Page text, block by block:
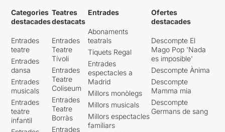
Categories
destacades
Entrades
teatre
Entrades
dansa
Entrades
musicals
Entrades
teatre
infantil
Teatres
destacats
Entrades
Teatre
Tívoli
Entrades
Teatre
Coliseum
Entrades
Teatre
Borràs
Entrades
Entrades
Abonaments
teatrals
Tiquets Regal
Entrades
espectacles a
Madrid
Millors monòlegs
Millors musicals
Millors espectacles
familiars
Ofertes
destacades
Descompte El
Mago Pop 'Nada
es imposible'
Descompte Ànima
Descompte
Mamma mia
Descompte
Germans de sang